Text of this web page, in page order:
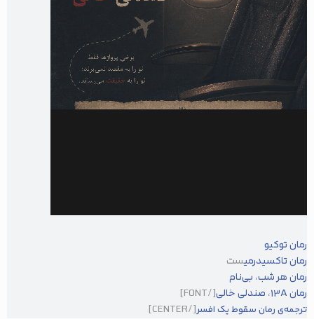
رمان توکیو
رمان تاکسیدرمیست
رمان هر شب، بی‌نام
رمان 13A، صندلی خالی
[/FONT]
ترجمه‌ی رمان سقوط یک افسر[/CENTER]